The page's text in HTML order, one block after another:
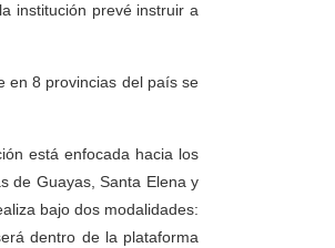
institución prevé instruir a
en 8 provincias del país se
está enfocada hacia los
de Guayas, Santa Elena y
bajo dos modalidades:
dentro de la plataforma